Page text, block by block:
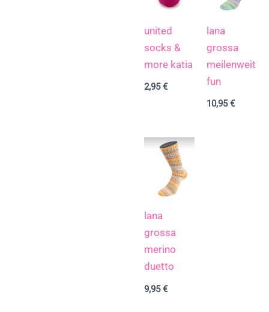
united
socks &
more katia
2,95€
lana
grossa
meilenweit
fun
10,95€
lana
grossa
merino
duetto
9,95€